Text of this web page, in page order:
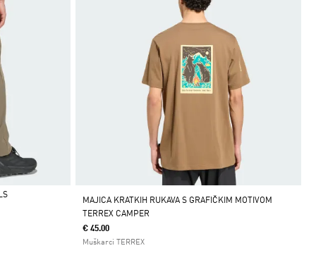
MAJICA KRATKIH RUKAVA S GRAFIČKIM MOTIVOM
TERREX CAMPER
€ 45.00
Muškarci TERREX